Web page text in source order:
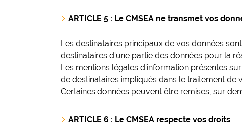
ARTICLE 5 : Le CMSEA ne transmet vos
Les destinataires principaux de vos données
destinataires d'une partie des données pour la
Les mentions légales d'information présentes
de destinataires impliqués dans le traitement de
Certaines données peuvent être remises, sur
ARTICLE 6 : Le CMSEA respecte vos droits